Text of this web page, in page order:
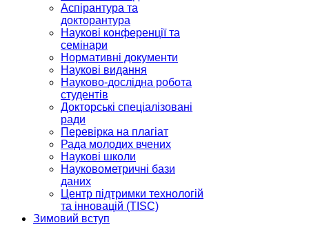
Аспірантура та
докторантура
Наукові конференції та
семінари
Нормативні документи
Наукові видання
Науково-дослідна робота
студентів
Докторські спеціалізовані
ради
Перевірка на плагіат
Рада молодих вчених
Наукові школи
Науковометричні бази
даних
Центр підтримки технологій
та інновацій (TISC)
Зимовий вступ